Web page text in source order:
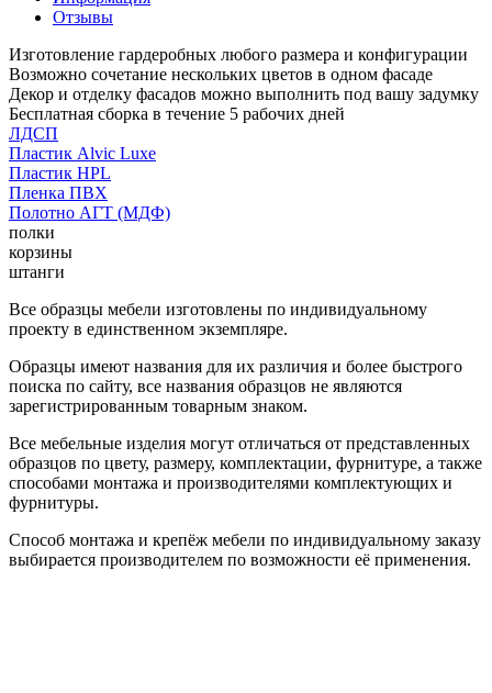
Отзывы
Изготовление гардеробных любого размера и конфигурации
Возможно сочетание нескольких цветов в одном фасаде
Декор и отделку фасадов можно выполнить под вашу задумку
Бесплатная сборка в течение 5 рабочих дней
ЛДСП
Пластик Alvic Luxe
Пластик HPL
Пленка ПВХ
Полотно АГТ (МДФ)
полки
корзины
штанги
Все образцы мебели изготовлены по индивидуальному
проекту в единственном экземпляре.
Образцы имеют названия для их различия и более быстрого
поиска по сайту, все названия образцов не являются
зарегистрированным товарным знаком.
Все мебельные изделия могут отличаться от представленных
образцов по цвету, размеру, комплектации, фурнитуре, а также
способами монтажа и производителями комплектующих и
фурнитуры.
Способ монтажа и крепёж мебели по индивидуальному заказу
выбирается производителем по возможности её применения.